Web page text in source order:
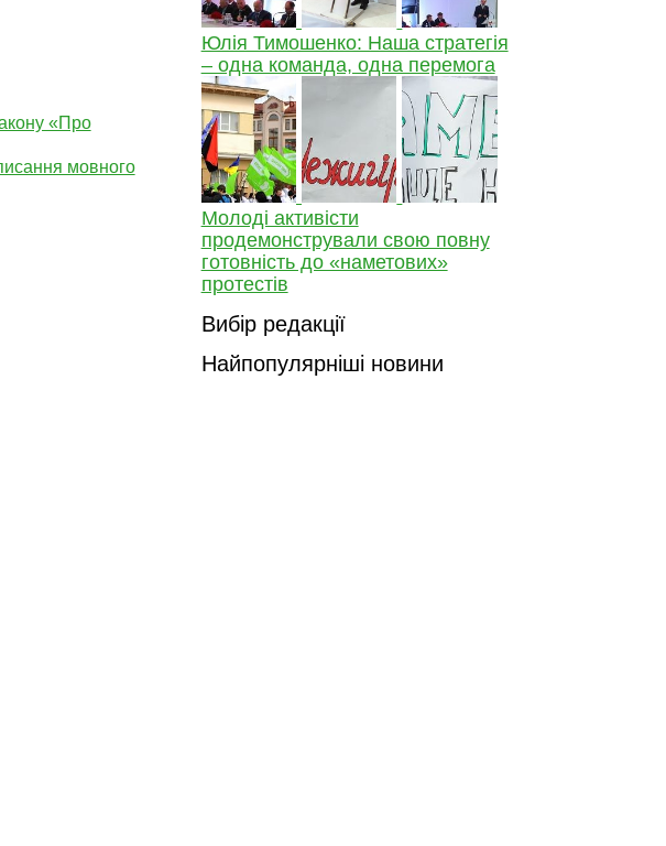
«Про
мовного
Юлія Тимошенко: Наша стратегія
– одна команда, одна перемога
Молоді активісти
продемонстрували свою повну
готовність до «наметових»
протестів
Вибір редакції
Найпопулярніші новини